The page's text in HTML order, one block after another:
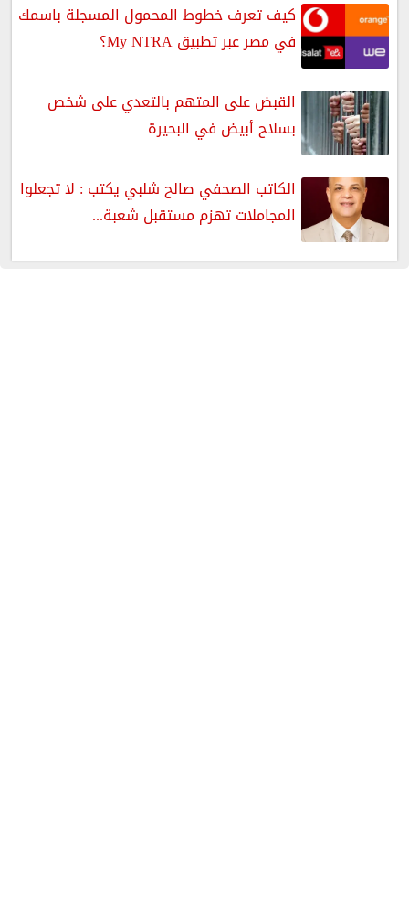
كيف تعرف خطوط المحمول المسجلة باسمك
في مصر عبر تطبيق My NTRA؟
القبض على المتهم بالتعدي على شخص
بسلاح أبيض في البحيرة
الكاتب الصحفي صالح شلبي يكتب : لا تجعلوا
المجاملات تهزم مستقبل شعبة...